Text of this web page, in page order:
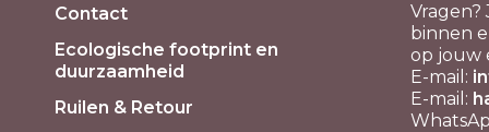
Contact
Ecologische footprint en
duurzaamheid
Ruilen & Retour
binnen
op jouw
E-mail:
E-mail: